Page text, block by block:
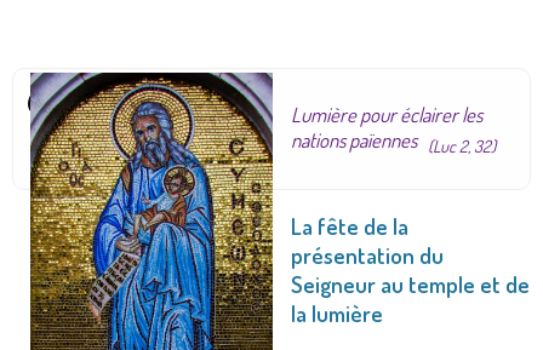
Lumière pour éclairer les
nations païennes (Luc 2, 32)
La fête de la
présentation du
Seigneur au temple et de
la lumière